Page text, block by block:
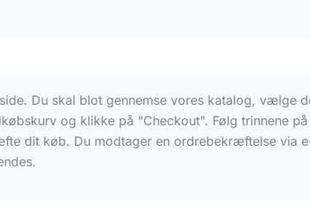
Du skal blot gennemse vores katalog,
og klikke på "Checkout". Følg trinnene
dit køb. Du modtager en ordrebekræftelse via